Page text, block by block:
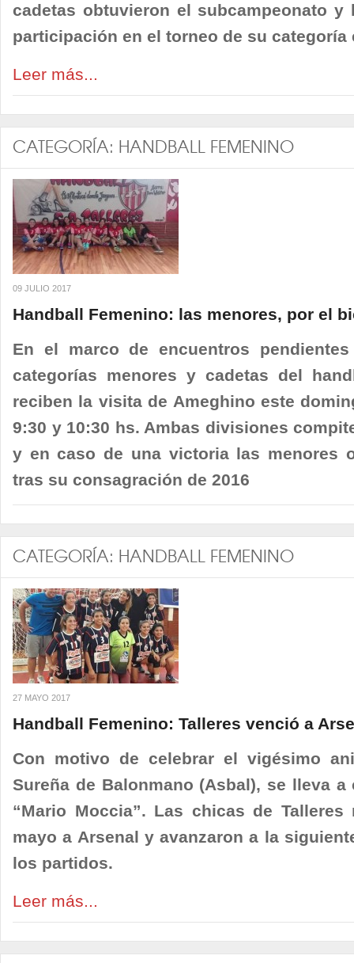
cadetas obtuvieron el subcampeonato
participación en el torneo de su
Leer más...
CATEGORÍA: HANDBALL FEMENINO
09 JULIO 2017
Handball Femenino: las menores, por el
En el marco de encuentros
categorías menores y cadetas del
reciben la visita de Ameghino este
9:30 y 10:30 hs. Ambas divisiones
y en caso de una victoria las menores
tras su consagración de 2016
CATEGORÍA: HANDBALL FEMENINO
27 MAYO 2017
Handball Femenino: Talleres venció a
Con motivo de celebrar el vigésimo
Sureña de Balonmano (Asbal), se lleva
“Mario Moccia”. Las chicas de
mayo a Arsenal y avanzaron a la
los partidos.
Leer más...